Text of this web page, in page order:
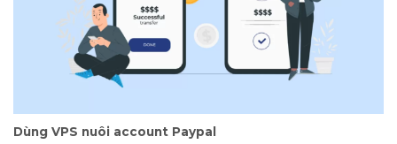
Dùng VPS nuôi account Paypal